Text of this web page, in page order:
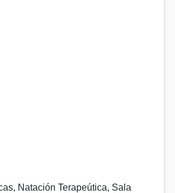
Natación Terapeútica, Sala